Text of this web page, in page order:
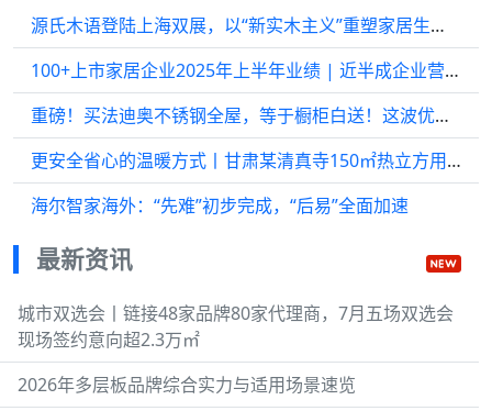
源氏木语登陆上海双展，以“新实木主义”重塑家居生活新方式
100+上市家居企业2025年上半年业绩 | 近半成企业营收净利双降，市场表现分化明显…
重磅！买法迪奥不锈钢全屋，等于橱柜白送！这波优惠太狠了！
更安全省心的温暖方式丨甘肃某清真寺150㎡热立方用户纪实
海尔智家海外：“先难”初步完成，“后易”全面加速
最新资讯
城市双选会丨链接48家品牌80家代理商，7月五场双选会
现场签约意向超2.3万㎡
2026年多层板品牌综合实力与适用场景速览